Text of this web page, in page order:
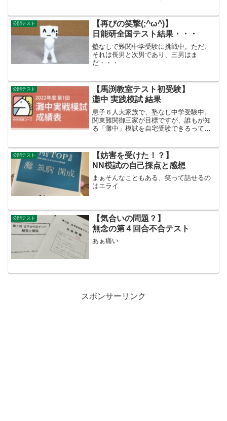
公開テスト
【再びの笑撃(;^ω^)】
日能研全国テスト結果・・・
塾なしで難関中学受験に挑戦中。ただ、
それは長男と次男であり、三男はま
だ・・・
公開テスト
【馬渕教室テスト初受験】
灘中 実践模試 結果
息子６人大家族で、塾なし中学受験中。
関東難関御三家が目標ですが、誰もが知
る「灘中」模試を自宅受験できるってこ
公開テスト
【妨害を受けた！？】
NN模試の自己採点と感想
まぁそんなこともある、笑って話せるの
はエライ
公開テスト
【気合いの問題？】
無念の第４回合不合テスト
あぁ痛い
スポンサーリンク